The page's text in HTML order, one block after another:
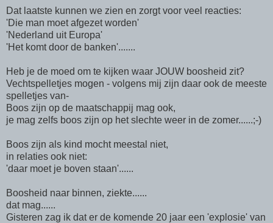
Dat laatste kunnen we zien en zorgt voor veel reacties:
'Die man moet afgezet worden'
'Nederland uit Europa'
'Het komt door de banken'.......
Heb je de moed om te kijken waar JOUW boosheid zit?
Vechtspelletjes mogen - volgens mij zijn daar ook de meeste
spelletjes van-
Boos zijn op de maatschappij mag ook,
je mag zelfs boos zijn op het slechte weer in de zomer......;-)
Boos zijn als kind mocht meestal niet,
in relaties ook niet:
'daar moet je boven staan'......
Boosheid naar binnen, ziekte......
dat mag......
Gisteren zag ik dat er de komende 20 jaar een 'explosie' van